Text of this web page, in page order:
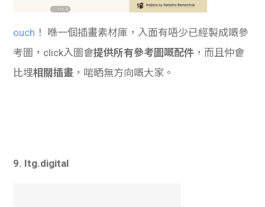
ouch ！ 喺一個插畫素材庫，入面有唔少已經製成嘅參
考圖，click入圖會提供所有參考圖嘅配件 ，而且仲會
比埋相關插畫 ，啱晒無方向嘅大家。
9. Itg.digital